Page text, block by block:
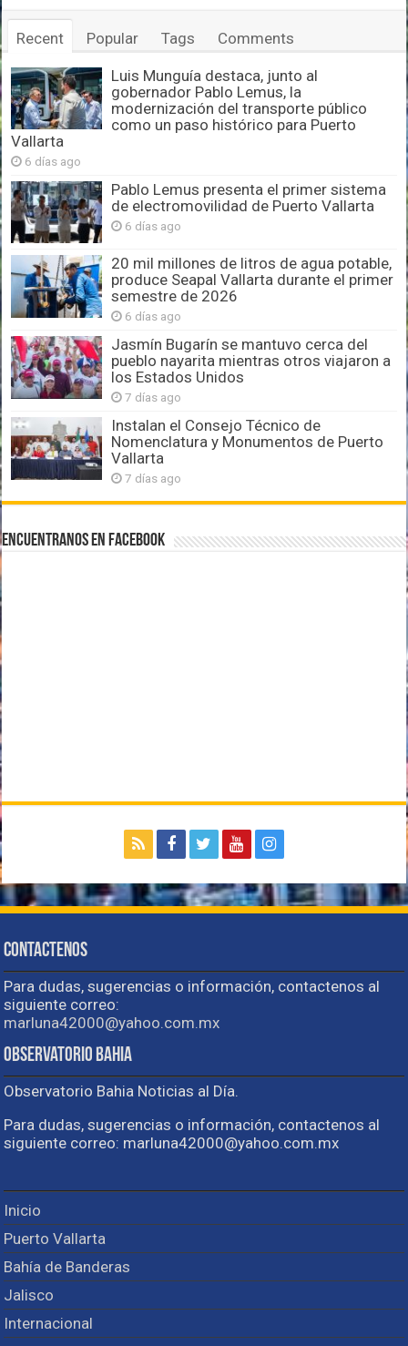
Recent Popular Tags Comments
Luis Munguía destaca, junto al
gobernador Pablo Lemus, la
modernización del transporte público
como un paso histórico para Puerto
Vallarta
6 días ago
Pablo Lemus presenta el primer sistema
de electromovilidad de Puerto Vallarta
6 días ago
20 mil millones de litros de agua potable,
produce Seapal Vallarta durante el primer
semestre de 2026
6 días ago
Jasmín Bugarín se mantuvo cerca del
pueblo nayarita mientras otros viajaron a
los Estados Unidos
7 días ago
Instalan el Consejo Técnico de
Nomenclatura y Monumentos de Puerto
Vallarta
7 días ago
Encuentranos en Facebook
Contactenos
Para dudas, sugerencias o información, contactenos al
siguiente correo:
marluna42000@yahoo.com.mx
Observatorio Bahia
Observatorio Bahia Noticias al Día.
Para dudas, sugerencias o información, contactenos al
siguiente correo: marluna42000@yahoo.com.mx
Inicio
Puerto Vallarta
Bahía de Banderas
Jalisco
Internacional